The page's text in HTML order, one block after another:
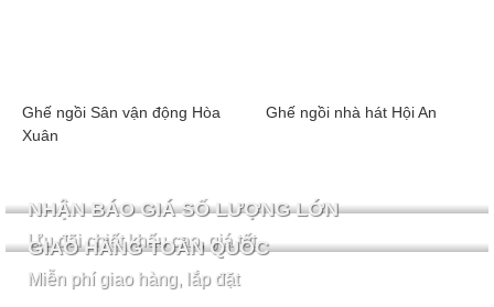
Ghế ngồi Sân vận động Hòa
Xuân
Ghế ngồi nhà hát Hội An
NHẬN BÁO GIÁ SỐ LƯỢNG LỚN
Ưu đãi chiết khấu cao, giá tốt
GIAO HÀNG TOÀN QUỐC
Miễn phí giao hàng, lắp đặt